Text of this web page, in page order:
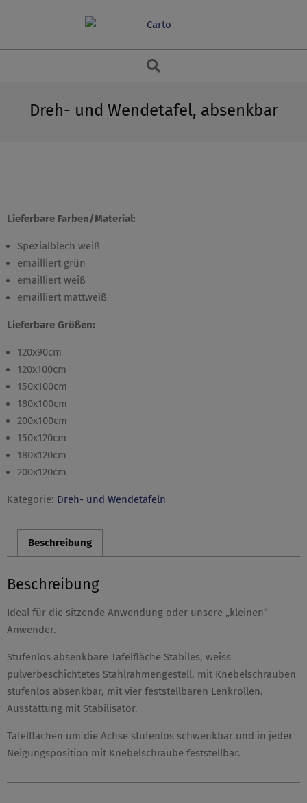
Search
Dreh- und Wendetafel, absenkbar
Lieferbare Farben/Material:
Spezialblech weiß
emailliert grün
emailliert weiß
emailliert mattweiß
Lieferbare Größen:
120x90cm
120x100cm
150x100cm
180x100cm
200x100cm
150x120cm
180x120cm
200x120cm
Kategorie: Dreh- und Wendetafeln
Beschreibung
Beschreibung
Ideal für die sitzende Anwendung oder unsere „kleinen“
Anwender.
Stufenlos absenkbare Tafelfläche Stabiles, weiss
pulverbeschichtetes Stahlrahmengestell, mit Knebelschrauben
stufenlos absenkbar, mit vier feststellbaren Lenkrollen.
Ausstattung mit Stabilisator.
Tafelflächen um die Achse stufenlos schwenkbar und in jeder
Neigungsposition mit Knebelschraube feststellbar.